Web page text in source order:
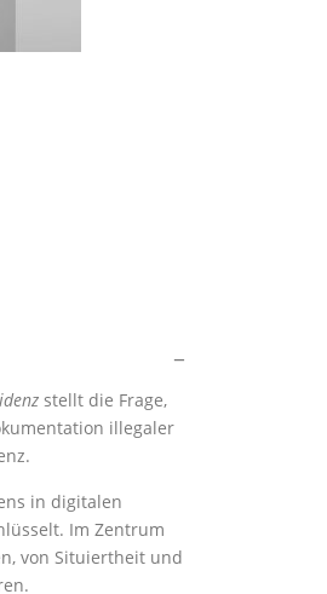
stellt die Frage,
illegaler
in digitalen
Im Zentrum
von Situiertheit und